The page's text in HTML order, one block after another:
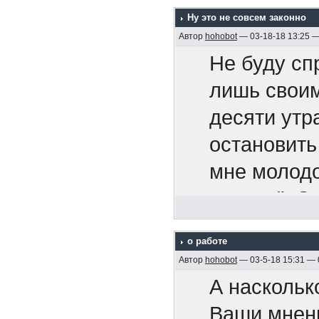
Мартин
https://
577554/
Мужчины
Die
Мужчины
год
что
вы можете
я могу
у нас
наша
да
но только
победили
Вам не
книг и
Вас не
Ну это не совсем законно
Автор hohobot— 03-18-18 13:25 —
Не буду
лишь
десяти
мне
курсом".
тем же
хватило.
о работе
Автор hohobot— 03-5-18 15:31 —
А
Ваши